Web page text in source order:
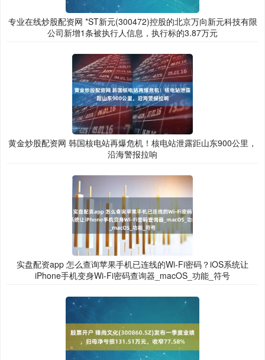
专业在线炒股配资网 *ST新元(300472)控股的北京万向新元科技有限
公司新增1条被执行人信息，执行标的3.87万元
黄金炒股配资网 韩国核电站再爆危机！核电站泄露距山东900公里，
沿海警报拉响
实盘配资app 怎么查询苹果手机已连线的Wi-Fi密码？iOS系统让
iPhone手机变身Wi-Fi密码查询器_macOS_功能_符号